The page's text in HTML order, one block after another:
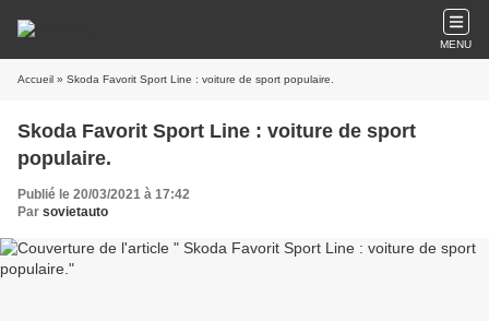
MENU
Accueil » Skoda Favorit Sport Line : voiture de sport populaire.
Skoda Favorit Sport Line : voiture de sport
populaire.
Publié le 20/03/2021 à 17:42
Par sovietauto